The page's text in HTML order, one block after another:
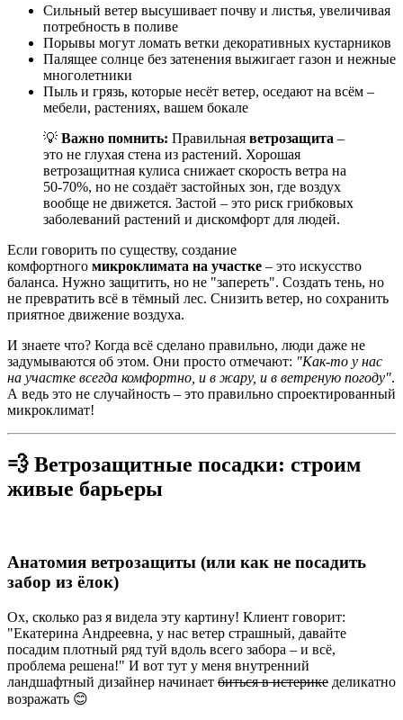
Сильный ветер высушивает почву и листья, увеличивая
потребность в поливе
Порывы могут ломать ветки декоративных кустарников
Палящее солнце без затенения выжигает газон и нежные
многолетники
Пыль и грязь, которые несёт ветер, оседают на всём –
мебели, растениях, вашем бокале
💡 Важно помнить: Правильная ветрозащита –
это не глухая стена из растений. Хорошая
ветрозащитная кулиса снижает скорость ветра на
50-70%, но не создаёт застойных зон, где воздух
вообще не движется. Застой – это риск грибковых
заболеваний растений и дискомфорт для людей.
Если говорить по существу, создание
комфортного микроклимата на участке – это искусство
баланса. Нужно защитить, но не "запереть". Создать тень, но
не превратить всё в тёмный лес. Снизить ветер, но сохранить
приятное движение воздуха.
И знаете что? Когда всё сделано правильно, люди даже не
задумываются об этом. Они просто отмечают: "Как-то у нас
на участке всегда комфортно, и в жару, и в ветреную погоду".
А ведь это не случайность – это правильно спроектированный
микроклимат!
💨 Ветрозащитные посадки: строим
живые барьеры
Анатомия ветрозащиты (или как не посадить
забор из ёлок)
Ох, сколько раз я видела эту картину! Клиент говорит:
"Екатерина Андреевна, у нас ветер страшный, давайте
посадим плотный ряд туй вдоль всего забора – и всё,
проблема решена!" И вот тут у меня внутренний
ландшафтный дизайнер начинает биться в истерике деликатно
возражать 😊